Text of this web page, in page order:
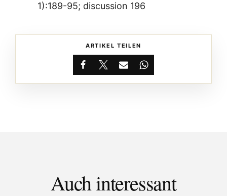
1):189-95; discussion 196
ARTIKEL TEILEN
Facebook
X EmailWhatsApp
Auch interessant